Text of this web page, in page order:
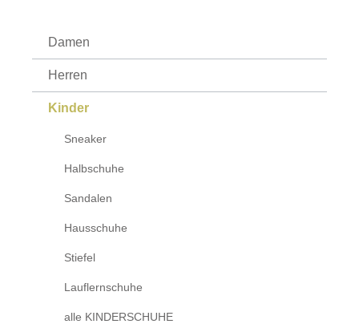
Damen
Herren
Kinder
Sneaker
Halbschuhe
Sandalen
Hausschuhe
Stiefel
Lauflernschuhe
alle KINDERSCHUHE